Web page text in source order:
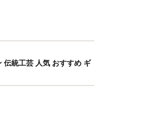
統工芸 人気 おすすめ ギ